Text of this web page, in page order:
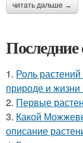
читать дальше →
Последние
1. Роль
природе и жизни
2. Первые
3. Какой
описание